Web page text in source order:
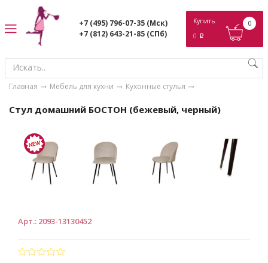
+7 (495) 796-07-35 (Мск)
+7 (812) 643-21-85 (СПб)
Купить
0 p
0
Главная Мебель для кухни Кухонные стулья
Стул домашний БОСТОН (бежевый, черный)
Арт.: 2093-13130452